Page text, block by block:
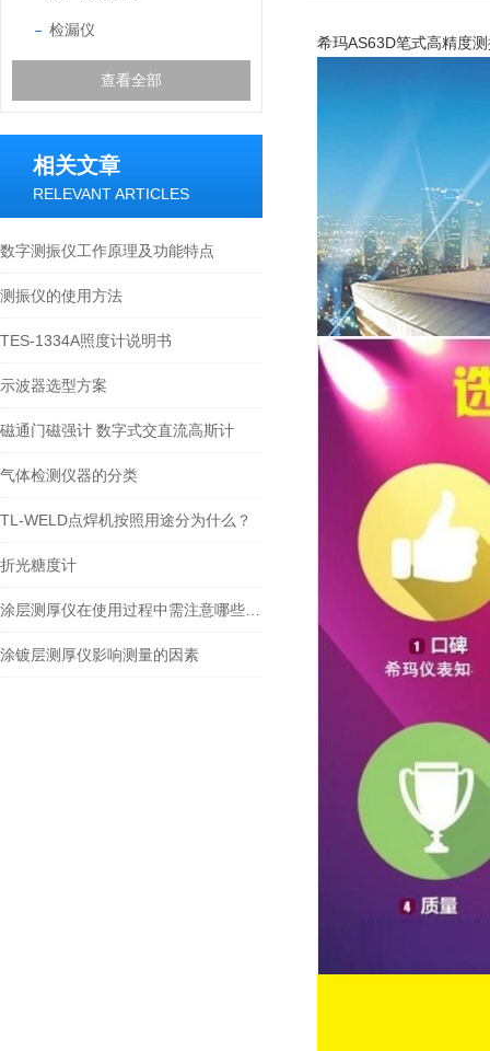
检漏仪
查看全部
相关文章
RELEVANT ARTICLES
数字测振仪工作原理及功能特点
测振仪的使用方法
TES-1334A照度计说明书
示波器选型方案
磁通门磁强计 数字式交直流高斯计
气体检测仪器的分类
TL-WELD点焊机按照用途分为什么？
折光糖度计
涂镀层测厚仪影响测量的因素
希玛AS63D笔式高精度